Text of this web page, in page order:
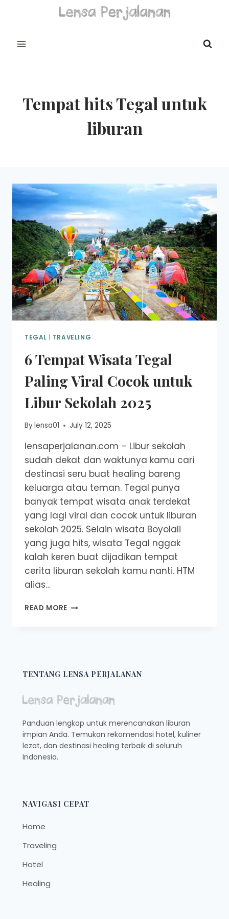
Tempat hits Tegal untuk
liburan
TEGAL TRAVELING
6 Tempat Wisata Tegal
Paling Viral Cocok untuk
Libur Sekolah 2025
Bylensa01 July 12, 2025
lensaperjalanan.com – Libur sekolah
sudah dekat dan waktunya kamu cari
destinasi seru buat healing bareng
keluarga atau teman. Tegal punya
banyak tempat wisata anak terdekat
yang lagi viral dan cocok untuk liburan
sekolah 2025. Selain wisata Boyolali
yang juga hits, wisata Tegal nggak
kalah keren buat dijadikan tempat
cerita liburan sekolah kamu nanti. HTM
alias…
READ MORE 6
COCOK
LIBUR
SEKOLAH
TENTANG LENSA PERJALANAN
Panduan lengkap untuk merencanakan liburan
impian Anda. Temukan rekomendasi hotel, kuliner
lezat, dan destinasi healing terbaik di seluruh
Indonesia.
NAVIGASI CEPAT
Home
Traveling
Hotel
Healing